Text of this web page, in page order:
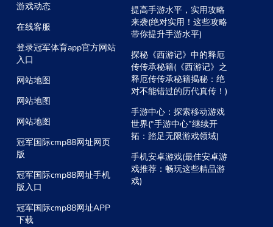
游戏动态
在线客服
登录冠军体育app官方网站
入口
网站地图
网站地图
网站地图
冠军国际cmp88网址网页
版
冠军国际cmp88网址手机
版入口
冠军国际cmp88网址APP
下载
提高手游水平，实用攻略
来袭(绝对实用！这些攻略
带你提升手游水平)
探秘《西游记》中的释厄
传传承秘籍(《西游记》之
释厄传传承秘籍揭秘：绝
对不能错过的历代真传！)
手游中心：探索移动游戏
世界(“手游中心”继续开
拓：踏足无限游戏领域)
手机安卓游戏(最佳安卓游
戏推荐：畅玩这些精品游
戏)